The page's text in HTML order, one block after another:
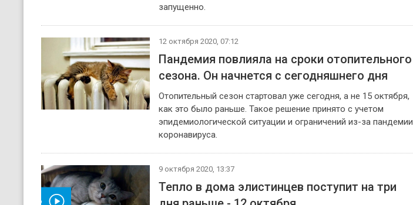
запущенно.
12 октября 2020, 07:12
Пандемия повлияла на сроки отопительного
сезона. Он начнется с сегодняшнего дня
Отопительный сезон стартовал уже сегодня, а не 15 октября,
как это было раньше. Такое решение принято с учетом
эпидемиологической ситуации и ограничений из-за пандемии
коронавируса.
видео
9 октября 2020, 13:37
Тепло в дома элистинцев поступит на три